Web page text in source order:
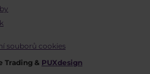
souborů cookies
Trading & PUXdesign